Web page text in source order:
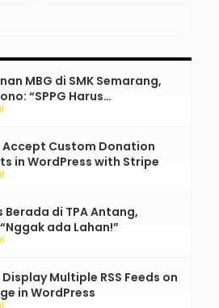
MBG di SMK Semarang,
“SPPG Harus
Jawab!”
Accept Custom Donation
in WordPress with Stripe
Berada di TPA Antang,
ada Lahan!”
Multiple RSS Feeds on
in WordPress